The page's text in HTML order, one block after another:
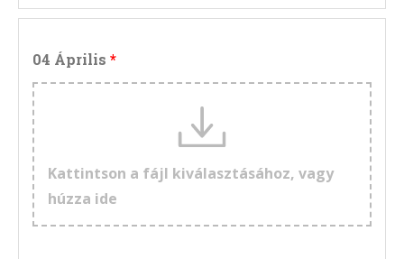
04 Április
Kattintson a fájl kiválasztásához, vagy
húzza ide